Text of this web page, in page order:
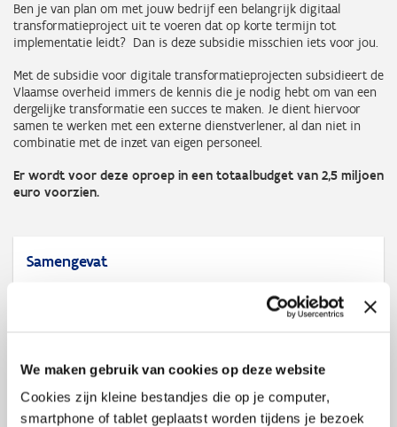
We maken gebruik van cookies op deze website
Cookies zijn kleine bestandjes die op je computer,
smartphone of tablet geplaatst worden tijdens je bezoek
Ben je van plan om met jouw bedrijf een belangrijk digitaal
transformatieproject uit te voeren dat op korte termijn tot
implementatie leidt? Dan is deze subsidie misschien iets voor jou.
Met de subsidie voor digitale transformatieprojecten subsidieert de
Vlaamse overheid immers de kennis die je nodig hebt om van een
dergelijke transformatie een succes te maken. Je dient hiervoor
samen te werken met een externe dienstverlener, al dan niet in
combinatie met de inzet van eigen personeel.
Er wordt voor deze oproep in een totaalbudget van 2,5 miljoen
euro voorzien.
Samengevat
kosten om een digitale transformatie te realiseren
Bedrag
max. € 50.000 subsidie per kmo